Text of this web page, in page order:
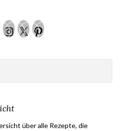
Instagram
Twitter
über alle Rezepte, die